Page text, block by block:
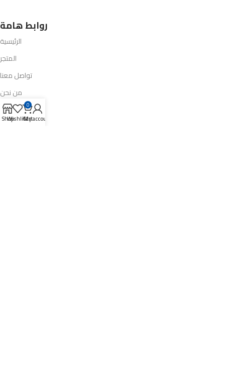
روابط هامة
الرئيسية
المتجر
تواصل معنا
من نحن
السياسات
ShopWishlist
0
Cart
My account